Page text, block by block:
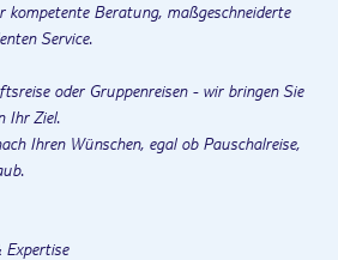
Beratung, maßgeschneiderte
Service.
oder Gruppenreisen - wir bringen Sie
Ihr Ziel.
Ihren Wünschen, egal ob Pauschalreise,